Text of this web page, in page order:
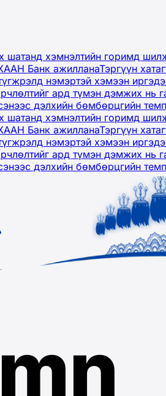
шатанд хэмнэлтийн горимд
ХААН Банк ажилланаТэргүүн
нэмэртэй хэмээн
ард түмэн дэмжих нь
дэлхийн бөмбөрцгийн
шатанд хэмнэлтийн горимд
ХААН Банк ажилланаТэргүүн
нэмэртэй хэмээн
ард түмэн дэмжих нь
дэлхийн бөмбөрцгийн